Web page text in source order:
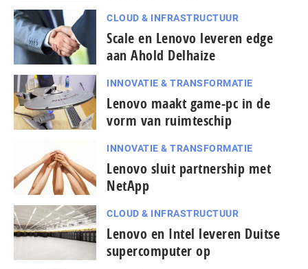
CLOUD & INFRASTRUCTUUR
Scale en Lenovo leveren edge
aan Ahold Delhaize
INNOVATIE & TRANSFORMATIE
Lenovo maakt game-pc in de
vorm van ruimteschip
INNOVATIE & TRANSFORMATIE
Lenovo sluit partnership met
NetApp
CLOUD & INFRASTRUCTUUR
Lenovo en Intel leveren Duitse
supercomputer op